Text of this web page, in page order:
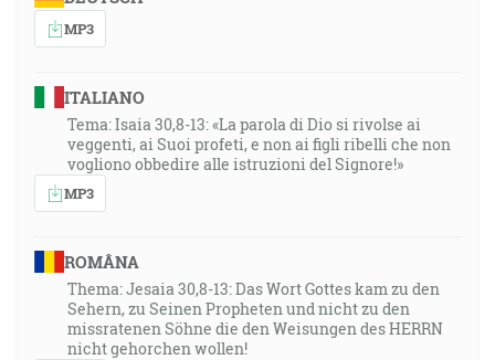
MP3
ITALIANO
Tema: Isaia 30,8-13: «La parola di Dio si rivolse ai
veggenti, ai Suoi profeti, e non ai figli ribelli che non
vogliono obbedire alle istruzioni del Signore!»
MP3
ROMÂNA
Thema: Jesaia 30,8-13: Das Wort Gottes kam zu den
Sehern, zu Seinen Propheten und nicht zu den
missratenen Söhne die den Weisungen des HERRN
nicht gehorchen wollen!